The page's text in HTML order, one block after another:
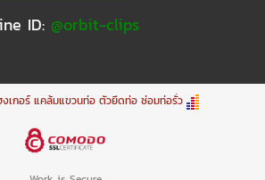
ID: @orbit-clips
เกอร์ แคล้มแขวนท่อ ตัวยึดท่อ ซ่อมท่อรั่ว